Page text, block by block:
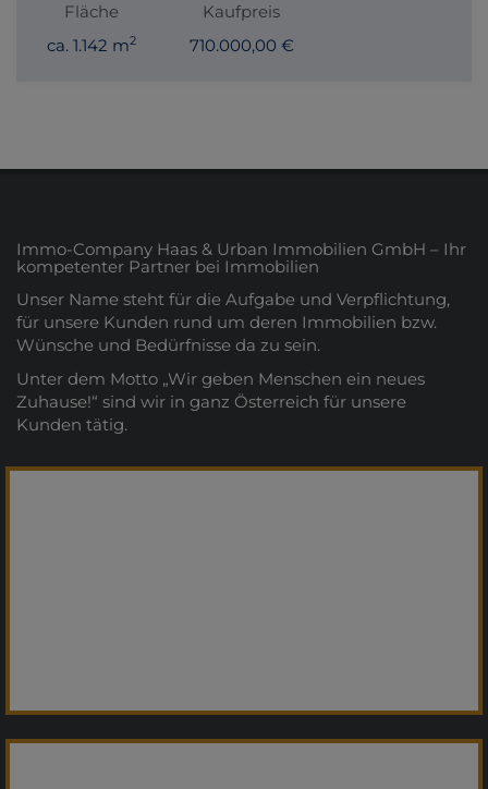
Fläche
ca. 1.142 m2
Kaufpreis
710.000,00 €
Immo-Company Haas & Urban Immobilien GmbH – Ihr
kompetenter Partner bei Immobilien
Unser Name steht für die Aufgabe und Verpflichtung,
für unsere Kunden rund um deren Immobilien bzw.
Wünsche und Bedürfnisse da zu sein.
Unter dem Motto „Wir geben Menschen ein neues
Zuhause!“ sind wir in ganz Österreich für unsere
Kunden tätig.